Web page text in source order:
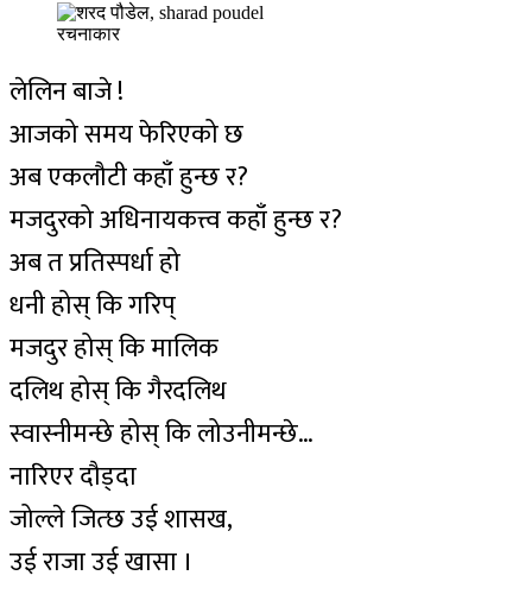
रचनाकार
लेलिन बाजे !
आजको समय फेरिएको छ
अब एकलौटी कहाँ हुन्छ र?
मजदुरको अधिनायकत्त्व कहाँ हुन्छ र?
अब त प्रतिस्पर्धा हो
धनी होस् कि गरिप्
मजदुर होस् कि मालिक
दलिथ होस् कि गैरदलिथ
स्वास्नीमन्छे होस् कि लोउनीमन्छे…
नारिएर दौड्दा
जोल्ले जित्छ उई शासख,
उई राजा उई खासा ।